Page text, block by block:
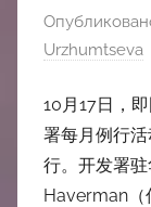
Urzhumtseva
10月17日，
署每月例行
行。开发署
Haverman（